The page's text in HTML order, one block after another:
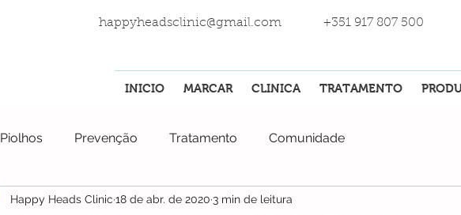
happyheadsclinic@gmail.com +351 917 807 500
INICIO MARCAR CLINICA TRATAMENTO
Piolhos Prevenção Tratamento Comunidade
Happy Heads Clinic 18 de abr. de 2020 3 min de leitura